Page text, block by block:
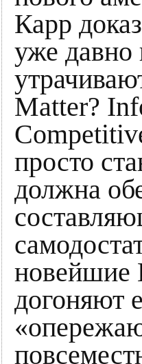
Карр
уже давно
Matter?
просто
должна
новейшие
догоняют